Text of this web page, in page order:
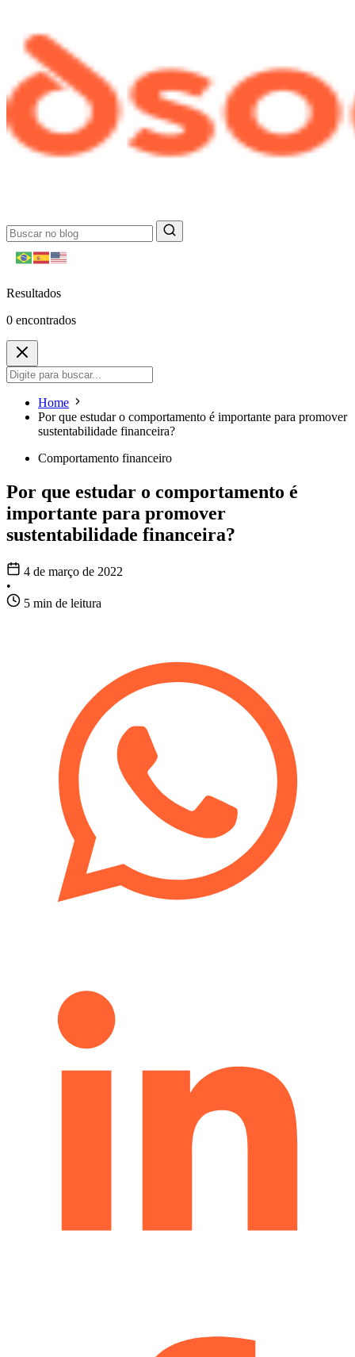
Resultados
0 encontrados
Home
Por que estudar o comportamento é importante para promover
sustentabilidade financeira?
Comportamento financeiro
Por que estudar o comportamento é
importante para promover
sustentabilidade financeira?
4 de março de 2022
•
5 min de leitura